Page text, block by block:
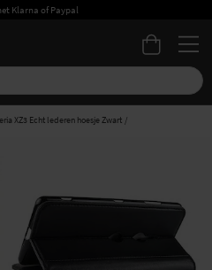
Klarna of Paypal
XZ3 Echt lederen hoesje Zwart